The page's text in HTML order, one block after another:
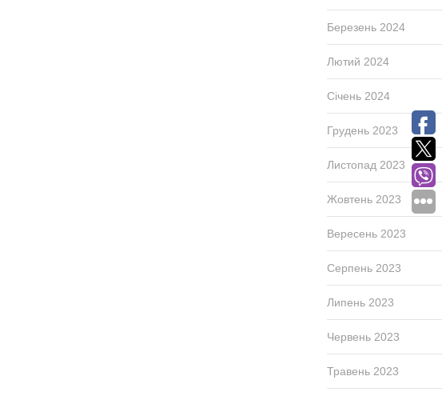
Березень 2024
Лютий 2024
Січень 2024
Грудень 2023
Листопад 2023
Жовтень 2023
Вересень 2023
Серпень 2023
Липень 2023
Червень 2023
Травень 2023